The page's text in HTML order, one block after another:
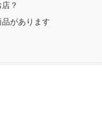
？
品があります